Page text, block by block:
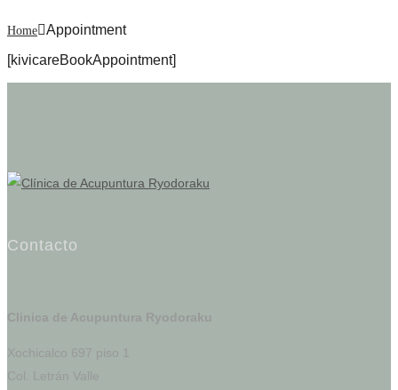
Home
Appointment
[kivicareBookAppointment]
Contacto
Clinica de Acupuntura Ryodoraku
Xochicalco 697 piso 1
Col. Letrán Valle